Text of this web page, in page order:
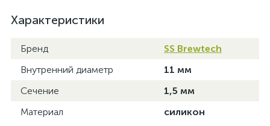
Характеристики
Бренд
SS Brewtech
Внутренний диаметр
11 мм
Сечение
1,5 мм
Материал
силикон